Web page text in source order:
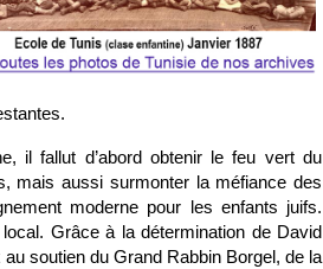
il fallut d’abord obtenir le feu vert du
mais aussi surmonter la méfiance des
moderne pour les enfants juifs.
Grâce à la détermination de David
soutien du Grand Rabbin Borgel, de la